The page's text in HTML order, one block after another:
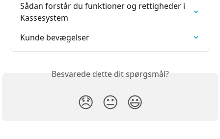
Sådan forstår du funktioner og rettigheder i
Kassesystem
Kunde bevægelser
Besvarede dette dit spørgsmål?
😞 😐 😃